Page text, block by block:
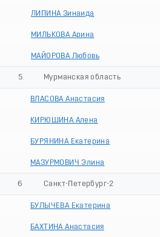
ЛИПИНА Зинаида
МИЛЬКОВА Арина
МАЙОРОВА Любовь
5 Мурманская область
ВЛАСОВА Анастасия
КИРЮШИНА Алена
БУРЯНИНА Екатерина
МАЗУРМОВИЧ Элина
6 Санкт-Петербург-2
БУЛЫЧЕВА Екатерина
БАХТИНА Анастасия